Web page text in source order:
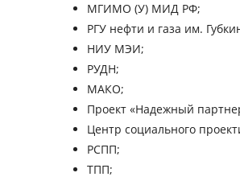
МГИМО (У) МИД РФ;
РГУ нефти и газа им.
НИУ МЭИ;
РУДН;
МАКО;
Проект «Надежный
Центр социального
РСПП;
ТПП;